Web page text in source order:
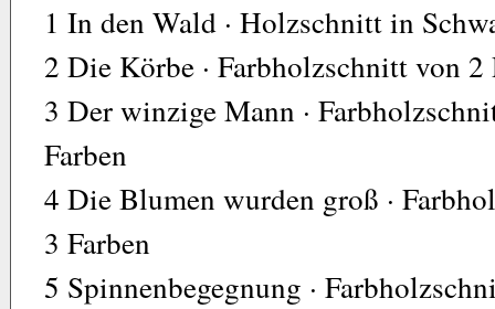
1 In den Wald · Holzschnitt in
2 Die Körbe · Farbholzschnitt von
3 Der winzige Mann ·
Farben
4 Die Blumen wurden groß ·
3 Farben
5 Spinnenbegegnung ·